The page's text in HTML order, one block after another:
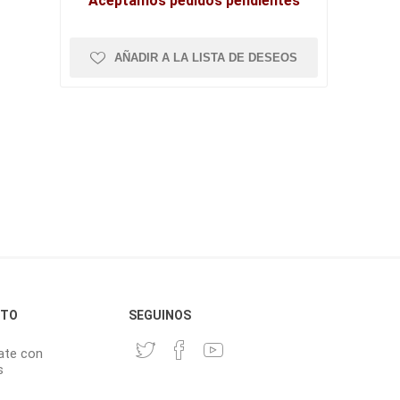
AÑADIR A LA LISTA DE DESEOS
con
SEGUINOS